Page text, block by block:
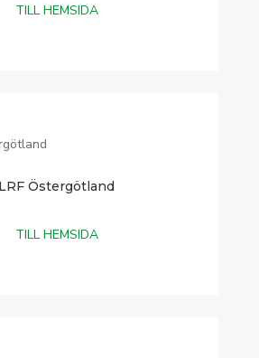
TILL HEMSIDA
LRF Östergötland
TILL HEMSIDA